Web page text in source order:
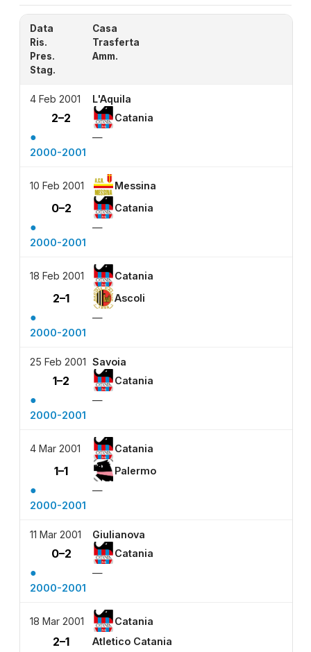
Data
Casa
Ris.
Trasferta
Pres.
Amm.
Stag.
4 Feb 2001 L'Aquila
2–2 Catania
●
—
2000-2001
10 Feb 2001 Messina
0–2 Catania
●
—
2000-2001
18 Feb 2001 Catania
2–1 Ascoli
●
—
2000-2001
25 Feb 2001 Savoia
1–2 Catania
●
—
2000-2001
4 Mar 2001 Catania
1–1 Palermo
●
—
2000-2001
11 Mar 2001 Giulianova
0–2 Catania
●
—
2000-2001
18 Mar 2001 Catania
2–1 Atletico Catania